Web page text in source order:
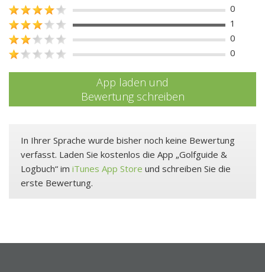
0
1
0
0
App laden und
Bewertung schreiben
In Ihrer Sprache wurde bisher noch keine Bewertung
verfasst. Laden Sie kostenlos die App „Golfguide &
Logbuch“ im iTunes App Store und schreiben Sie die
erste Bewertung.